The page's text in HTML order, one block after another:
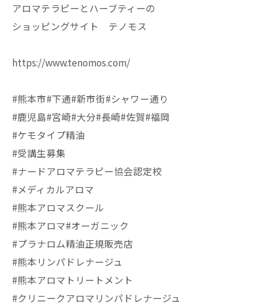
アロマテラピーとハーブティーの
ショッピングサイト テノモス
https://www.tenomos.com/
#熊本市#下通#新市街#シャワー通り
#鹿児島#宮崎#大分#長崎#佐賀#福岡
#ケモタイプ精油
#受講生募集
#ナードアロマテラピー協会認定校
#メディカルアロマ
#熊本アロマスクール
#熊本アロマ#オーガニック
#プラナロム精油正規販売店
#熊本リンパドレナージュ
#熊本アロマトリートメント
#クリニークアロマリンパドレナージュ